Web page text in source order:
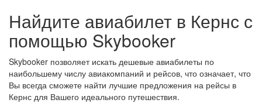
Найдите авиабилет в Кернс с
помощью Skybooker
Skybooker позволяет искать дешевые авиабилеты по
наибольшему числу авиакомпаний и рейсов, что означает, что
Вы всегда сможете найти лучшие предложения на рейсы в
Кернс для Вашего идеального путешествия.